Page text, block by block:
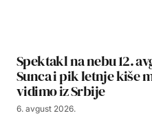
Spektakl na nebu 12.
Sunca i pik letnje kiše
vidimo iz Srbije
6. avgust 2026.